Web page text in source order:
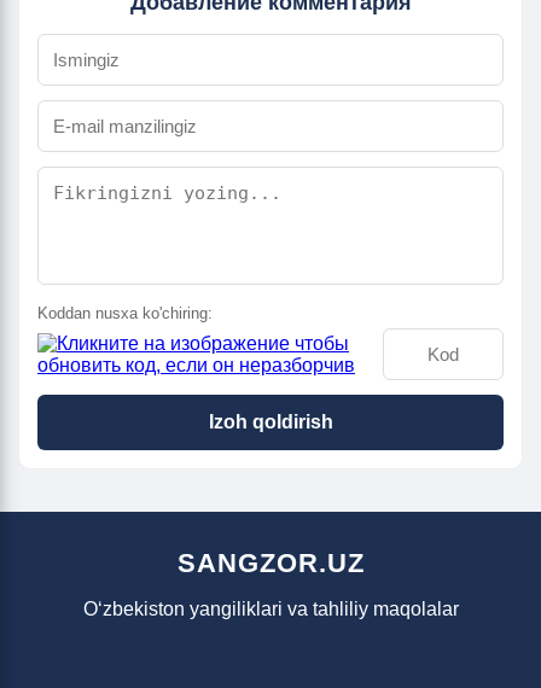
Koddan nusxa ko'chiring:
Izoh qoldirish
SANGZOR.UZ
O‘zbekiston yangiliklari va tahliliy maqolalar